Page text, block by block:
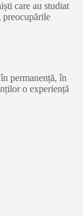
care au studiat
preocupările
permanență, în
o experiență